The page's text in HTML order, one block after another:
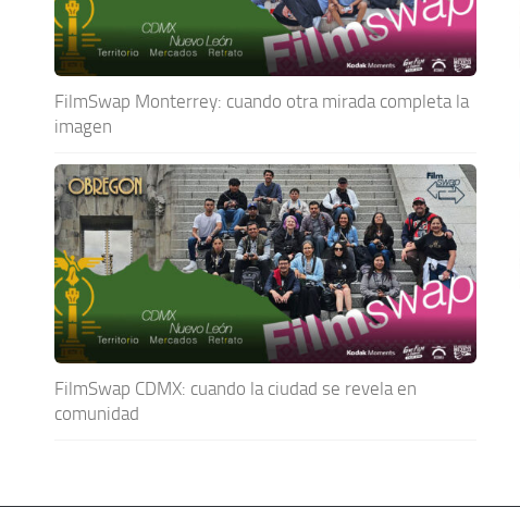
FilmSwap Monterrey: cuando otra mirada completa la
imagen
FilmSwap CDMX: cuando la ciudad se revela en
comunidad